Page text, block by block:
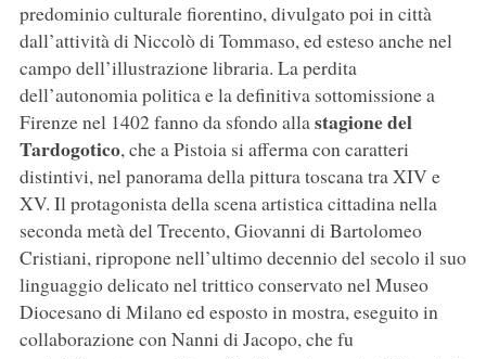
predominio culturale fiorentino, divulgato poi in città
dall’attività di Niccolò di Tommaso, ed esteso anche nel
campo dell’illustrazione libraria. La perdita
dell’autonomia politica e la definitiva sottomissione a
Firenze nel 1402 fanno da sfondo alla stagione del
Tardogotico, che a Pistoia si afferma con caratteri
distintivi, nel panorama della pittura toscana tra XIV e
XV. Il protagonista della scena artistica cittadina nella
seconda metà del Trecento, Giovanni di Bartolomeo
Cristiani, ripropone nell’ultimo decennio del secolo il suo
linguaggio delicato nel trittico conservato nel Museo
Diocesano di Milano ed esposto in mostra, eseguito in
collaborazione con Nanni di Jacopo, che fu